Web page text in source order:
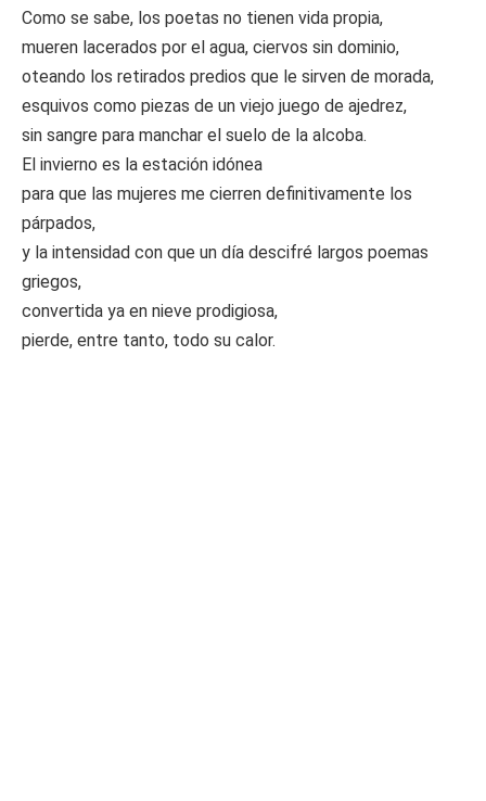
Como se sabe, los poetas no tienen vida propia,
mueren lacerados por el agua, ciervos sin dominio,
oteando los retirados predios que le sirven de morada,
esquivos como piezas de un viejo juego de ajedrez,
sin sangre para manchar el suelo de la alcoba.
El invierno es la estación idónea
para que las mujeres me cierren definitivamente los
párpados,
y la intensidad con que un día descifré largos poemas
griegos,
convertida ya en nieve prodigiosa,
pierde, entre tanto, todo su calor.